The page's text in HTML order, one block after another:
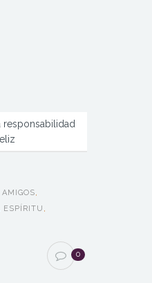
AMIGOS,
ESPÍRITU ,
0